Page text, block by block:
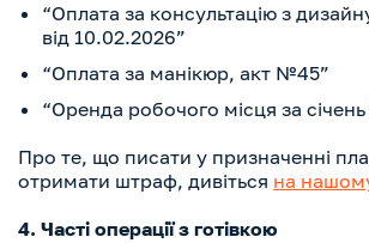
“Оплата за консультацію з
від 10.02.2026”
“Оплата за манікюр, акт №45”
“Оренда робочого місця за
Про те, що писати у призначенні
отримати штраф, дивіться на
4. Часті операції з готівкою